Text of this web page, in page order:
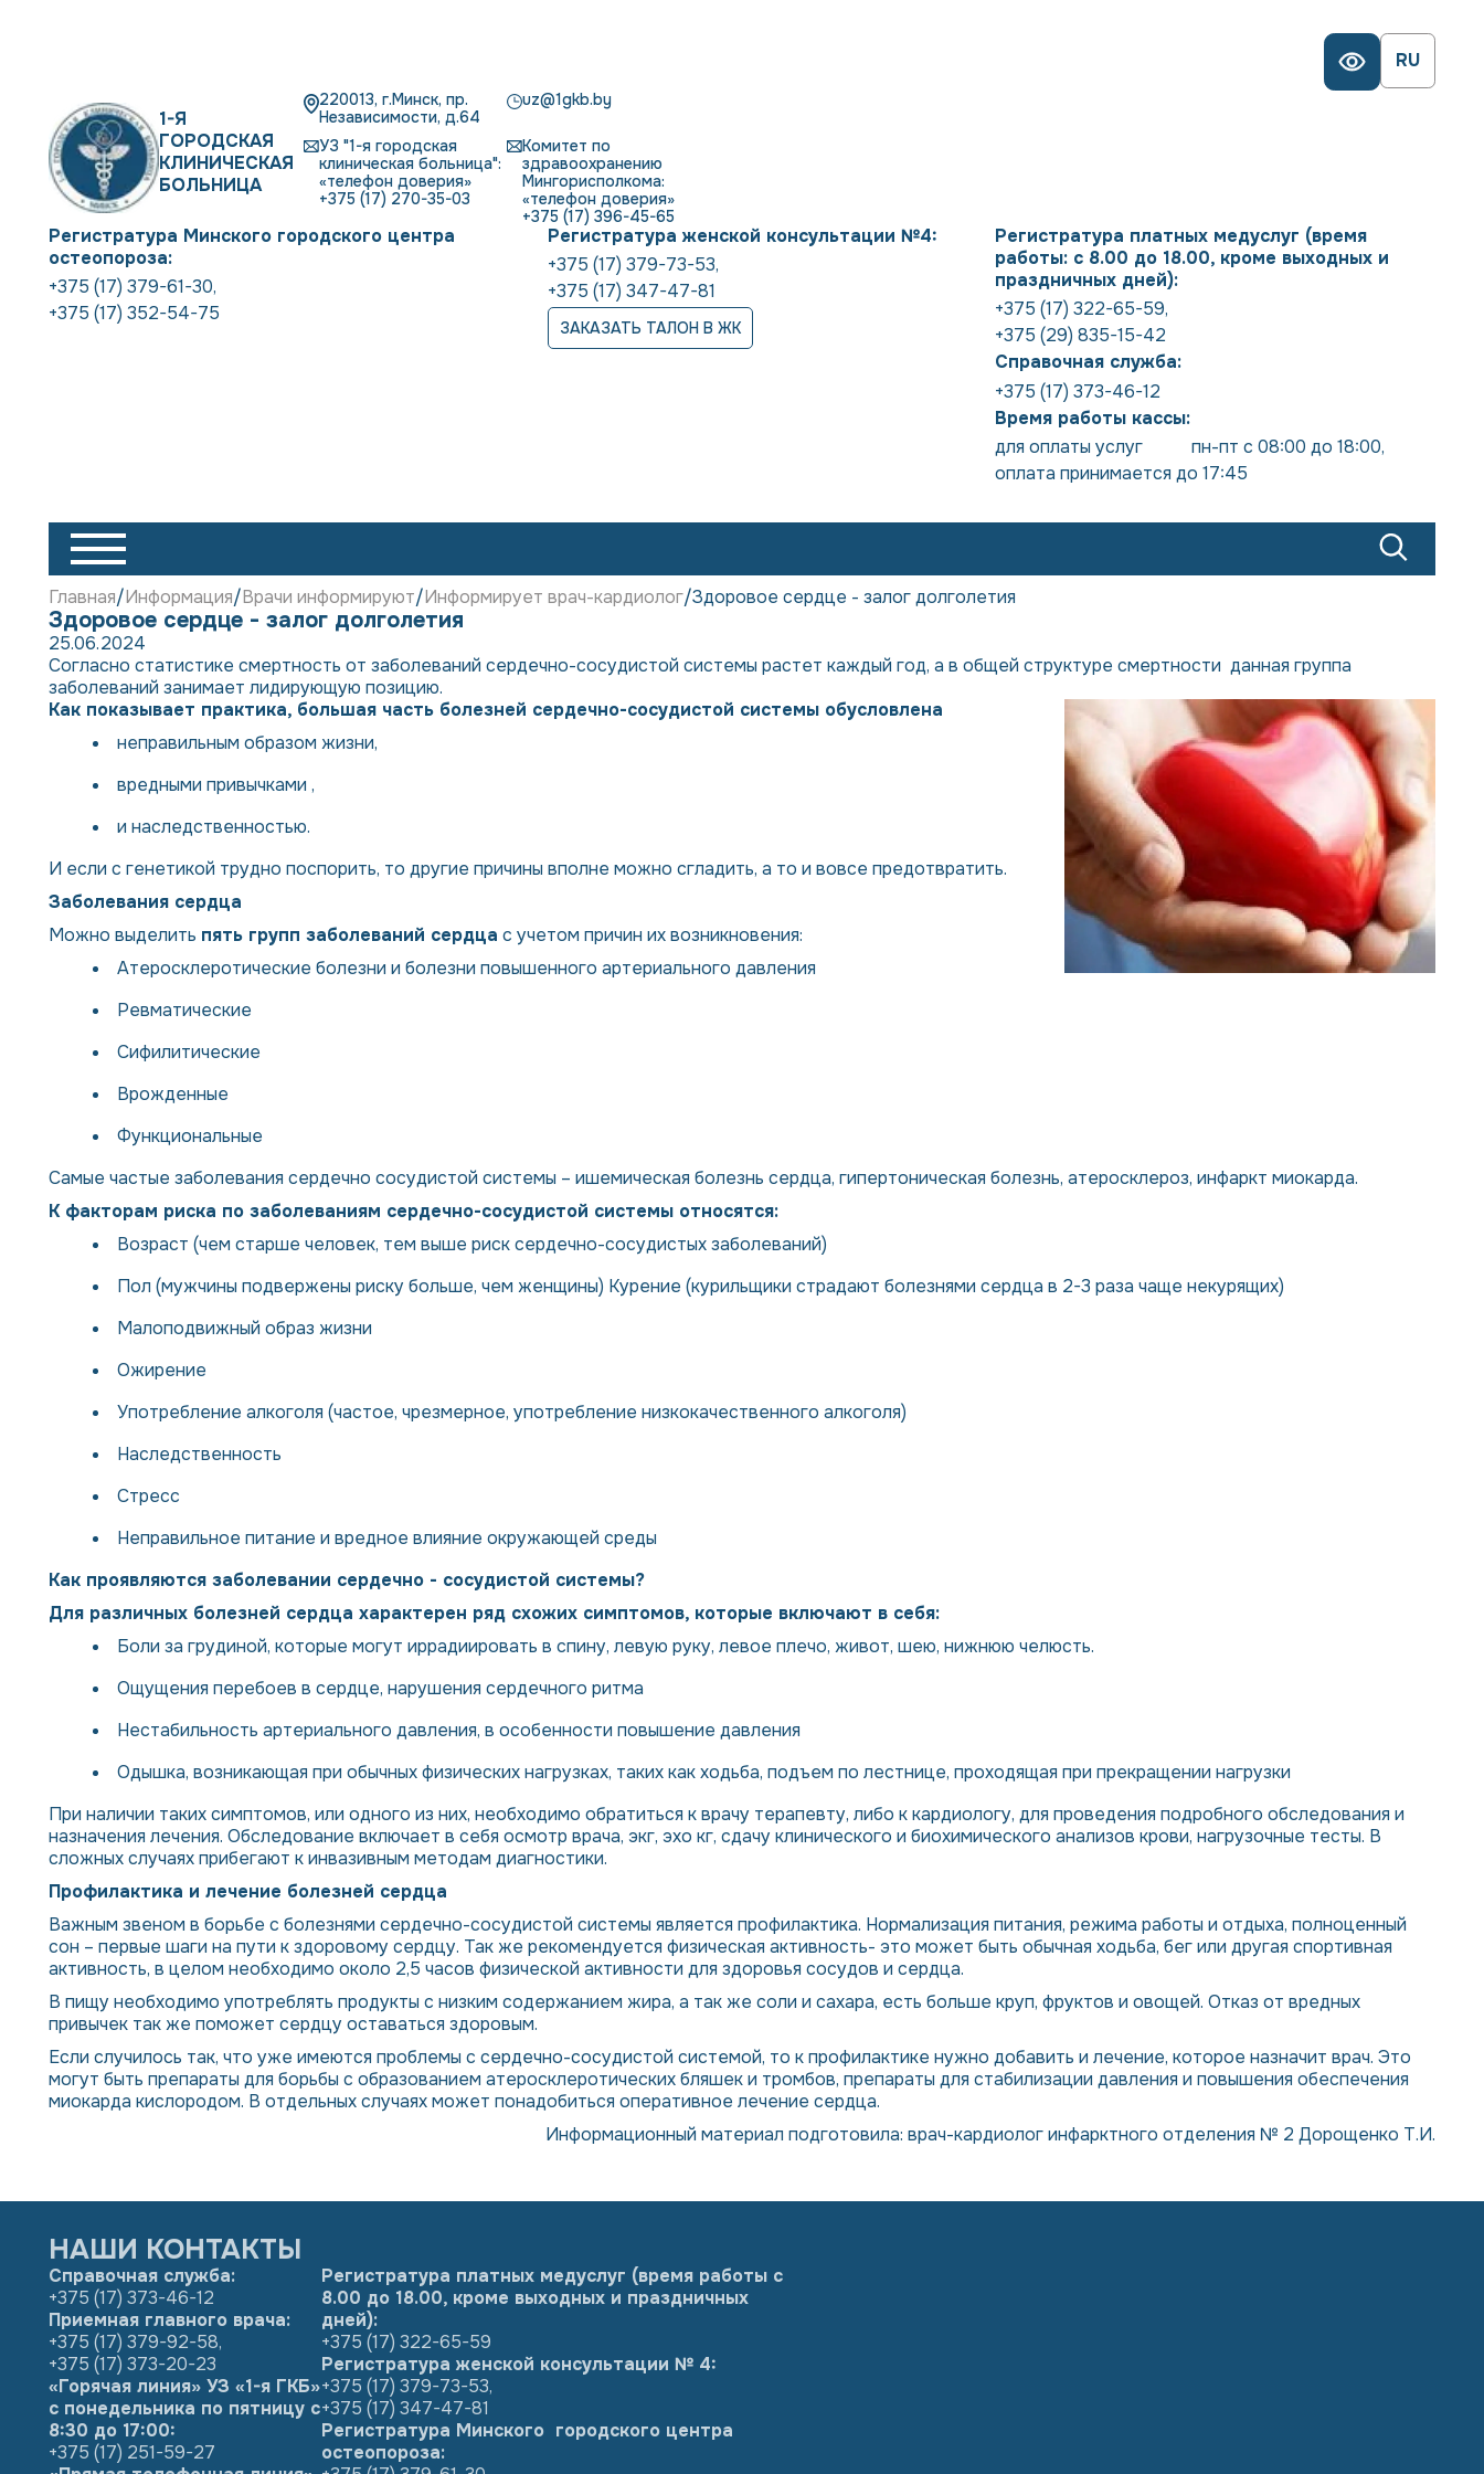
RU
1-Я
ГОРОДСКАЯ
КЛИНИЧЕСКАЯ
БОЛЬНИЦА
220013, г.Минск, пр.
Независимости, д.64
uz@1gkb.by
УЗ "1-я городская
клиническая больница":
«телефон доверия»
+375 (17) 270-35-03
Комитет по
здравоохранению
Мингорисполкома:
«телефон доверия»
+375 (17) 396-45-65
Регистратура Минского городского центра
остеопороза:
+375 (17) 379-61-30,
+375 (17) 352-54-75
Регистратура женской консультации №4:
+375 (17) 379-73-53,
+375 (17) 347-47-81
ЗАКАЗАТЬ ТАЛОН В ЖК
Регистратура платных медуслуг (время
работы: с 8.00 до 18.00, кроме выходных и
праздничных дней):
+375 (17) 322-65-59,
+375 (29) 835-15-42
Справочная служба:
+375 (17) 373-46-12
Время работы кассы:
для оплаты услуг           пн-пт с 08:00 до 18:00,
оплата принимается до 17:45
Главная Информация Врачи информируют Информирует врач-кардиолог Здоровое сердце - залог долголетия
Здоровое сердце - залог долголетия
25.06.2024
Согласно статистике смертность от заболеваний сердечно-сосудистой системы растет каждый год, а в общей структуре смертности данная группа
заболеваний занимает лидирующую позицию.
Как показывает практика, большая часть болезней сердечно-сосудистой системы обусловлена
неправильным образом жизни,
вредными привычками ,
и наследственностью.
И если с генетикой трудно поспорить, то другие причины вполне можно сгладить, а то и вовсе предотвратить.
Заболевания сердца
Можно выделить пять групп заболеваний сердца с учетом причин их возникновения:
Атеросклеротические болезни и болезни повышенного артериального давления
Ревматические
Сифилитические
Врожденные
Функциональные
Самые частые заболевания сердечно сосудистой системы – ишемическая болезнь сердца, гипертоническая болезнь, атеросклероз, инфаркт миокарда.
К факторам риска по заболеваниям сердечно-сосудистой системы относятся:
Возраст (чем старше человек, тем выше риск сердечно-сосудистых заболеваний)
Пол (мужчины подвержены риску больше, чем женщины) Курение (курильщики страдают болезнями сердца в 2-3 раза чаще некурящих)
Малоподвижный образ жизни
Ожирение
Употребление алкоголя (частое, чрезмерное, употребление низкокачественного алкоголя)
Наследственность
Стресс
Неправильное питание и вредное влияние окружающей среды
Как проявляются заболевании сердечно - сосудистой системы?
Для различных болезней сердца характерен ряд схожих симптомов, которые включают в себя:
Боли за грудиной, которые могут иррадиировать в спину, левую руку, левое плечо, живот, шею, нижнюю челюсть.
Ощущения перебоев в сердце, нарушения сердечного ритма
Нестабильность артериального давления, в особенности повышение давления
Одышка, возникающая при обычных физических нагрузках, таких как ходьба, подъем по лестнице, проходящая при прекращении нагрузки
При наличии таких симптомов, или одного из них, необходимо обратиться к врачу терапевту, либо к кардиологу, для проведения подробного обследования и
назначения лечения. Обследование включает в себя осмотр врача, экг, эхо кг, сдачу клинического и биохимического анализов крови, нагрузочные тесты. В
сложных случаях прибегают к инвазивным методам диагностики.
Профилактика и лечение болезней сердца
Важным звеном в борьбе с болезнями сердечно-сосудистой системы является профилактика. Нормализация питания, режима работы и отдыха, полноценный
сон – первые шаги на пути к здоровому сердцу. Так же рекомендуется физическая активность- это может быть обычная ходьба, бег или другая спортивная
активность, в целом необходимо около 2,5 часов физической активности для здоровья сосудов и сердца.
В пищу необходимо употреблять продукты с низким содержанием жира, а так же соли и сахара, есть больше круп, фруктов и овощей. Отказ от вредных
привычек так же поможет сердцу оставаться здоровым.
Если случилось так, что уже имеются проблемы с сердечно-сосудистой системой, то к профилактике нужно добавить и лечение, которое назначит врач. Это
могут быть препараты для борьбы с образованием атеросклеротических бляшек и тромбов, препараты для стабилизации давления и повышения обеспечения
миокарда кислородом. В отдельных случаях может понадобиться оперативное лечение сердца.
Информационный материал подготовила: врач-кардиолог инфарктного отделения № 2 Дорощенко Т.И.
НАШИ КОНТАКТЫ
Справочная служба:
+375 (17) 373-46-12
Приемная главного врача:
+375 (17) 379-92-58,
+375 (17) 373-20-23
«Горячая линия» УЗ «1-я ГКБ»
с понедельника по пятницу с
8:30 до 17:00:
+375 (17) 251-59-27
Регистратура платных медуслуг (время работы с
8.00 до 18.00, кроме выходных и праздничных
дней):
+375 (17) 322-65-59
Регистратура женской консультации № 4:
+375 (17) 379-73-53,
+375 (17) 347-47-81
Регистратура Минского городского центра
остеопороза: